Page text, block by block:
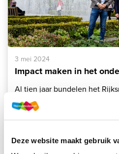
Deze website maakt gebruik
3 mei 2024
Impact maken in het
Al tien jaar bundelen het
ThiemeMeulenhoff hun
samenwerking leerlingen
en betekenisvolle
Lees meer